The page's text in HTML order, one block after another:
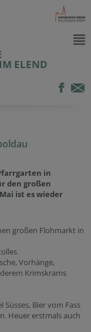
ELEND
in
den großen
ist es wieder
großen Flohmarkt in
Vorhänge,
Krimskrams
Bier vom Fass
Heuer erstmals auch